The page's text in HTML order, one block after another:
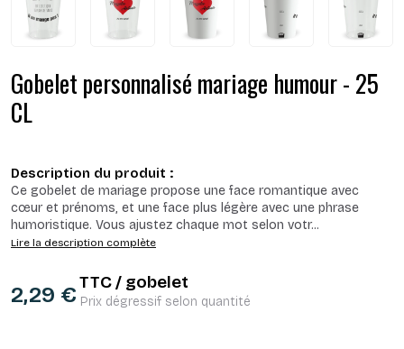
Gobelet personnalisé mariage humour - 25
CL
Description du produit :
Ce gobelet de mariage propose une face romantique avec
cœur et prénoms, et une face plus légère avec une phrase
humoristique. Vous ajustez chaque mot selon votr...
Lire la description complète
2,29 €
TTC / gobelet
Prix dégressif selon quantité